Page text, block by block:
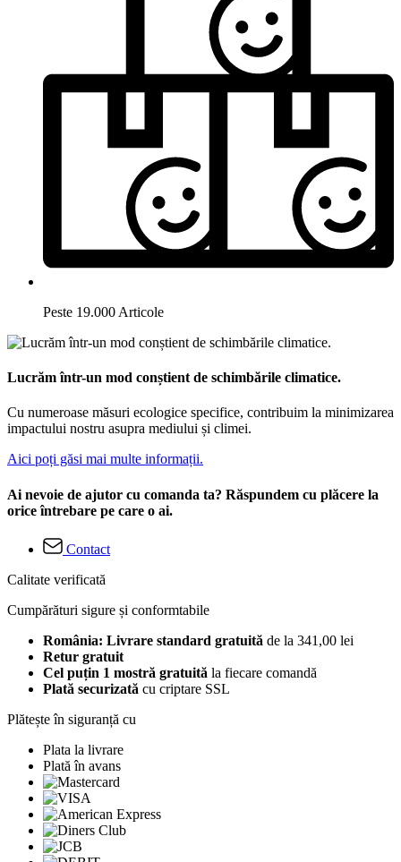
Peste 19.000 Articole
Lucrăm într-un mod conștient de schimbările climatice.
Cu numeroase măsuri ecologice specifice, contribuim la minimizarea
impactului nostru asupra mediului și climei.
Aici poți găsi mai multe informații.
Ai nevoie de ajutor cu comanda ta? Răspundem cu plăcere la
orice întrebare pe care o ai.
Contact
Calitate verificată
Cumpărături sigure și conformtabile
România: Livrare standard gratuită de la 341,00 lei
Retur gratuit
Cel puțin 1 mostră gratuită la fiecare comandă
Plată securizată cu criptare SSL
Plătește în siguranță cu
Plata la livrare
Plată în avans